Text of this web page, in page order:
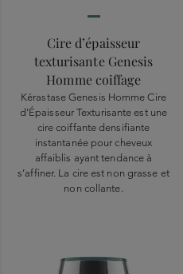
Cire d’épaisseur
texturisante Genesis
Homme coiffage
Kérastase Genesis Homme Cire
d'Épaisseur Texturisante est une
cire coiffante densifiante
instantanée pour cheveux
affaiblis ayant tendance à
s’affiner. La cire est non grasse et
non collante.